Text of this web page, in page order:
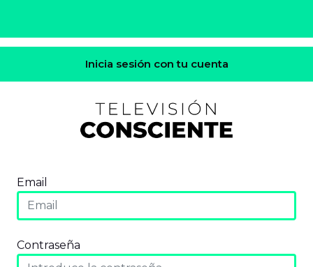
Inicia sesión con tu cuenta
Email
Contraseña